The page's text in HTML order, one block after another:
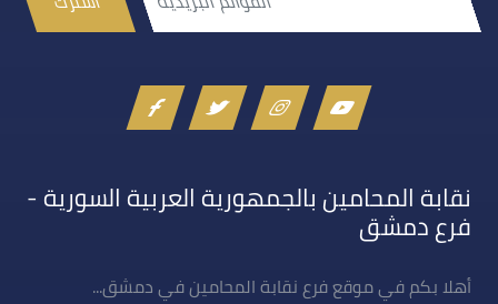
نقابة المحامين بالجمهورية العربية السورية -
فرع دمشق
أهلا بكم في موقع فرع نقابة المحامين في دمشق...